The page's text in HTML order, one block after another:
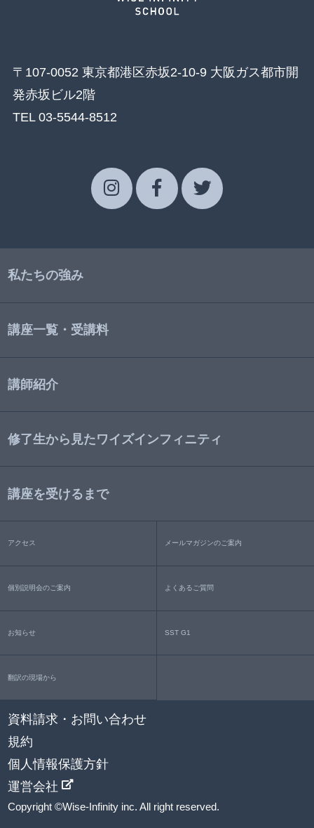
〒107-0052 東京都港区赤坂2-10-9 大阪ガス都市開
発赤坂ビル2階
TEL 03-5544-8512
私たちの強み
講座一覧・受講料
講師紹介
修了生から見たワイズインフィニティ
講座を受けるまで
アクセス メールマガジンのご案内
個別説明会のご案内 よくあるご質問
お知らせ SST G1
翻訳の現場から
資料請求・お問い合わせ
規約
個人情報保護方針
運営会社
Copyright ©Wise-Infinity inc. All right reserved.